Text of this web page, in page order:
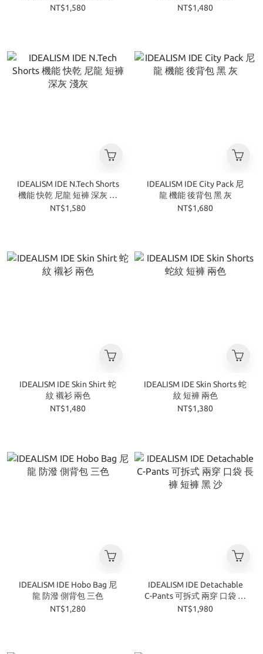
NT$1,580
NT$1,480
IDEALISM IDE N.Tech Shorts
機能 快乾 尼龍 短褲 深灰 淺
灰
NT$1,580
IDEALISM IDE City Pack 尼
龍 機能 後背包 黑 灰
NT$1,680
IDEALISM IDE Skin Shirt 蛇
紋 襯衫 兩色
NT$1,480
IDEALISM IDE Skin Shorts 蛇
紋 短褲 兩色
NT$1,380
IDEALISM IDE Hobo Bag 尼
龍 防潑 側背包 三色
NT$1,280
IDEALISM IDE Detachable
C-Pants 可拆式 兩穿 口袋 長
褲 短褲 黑 沙
NT$1,980